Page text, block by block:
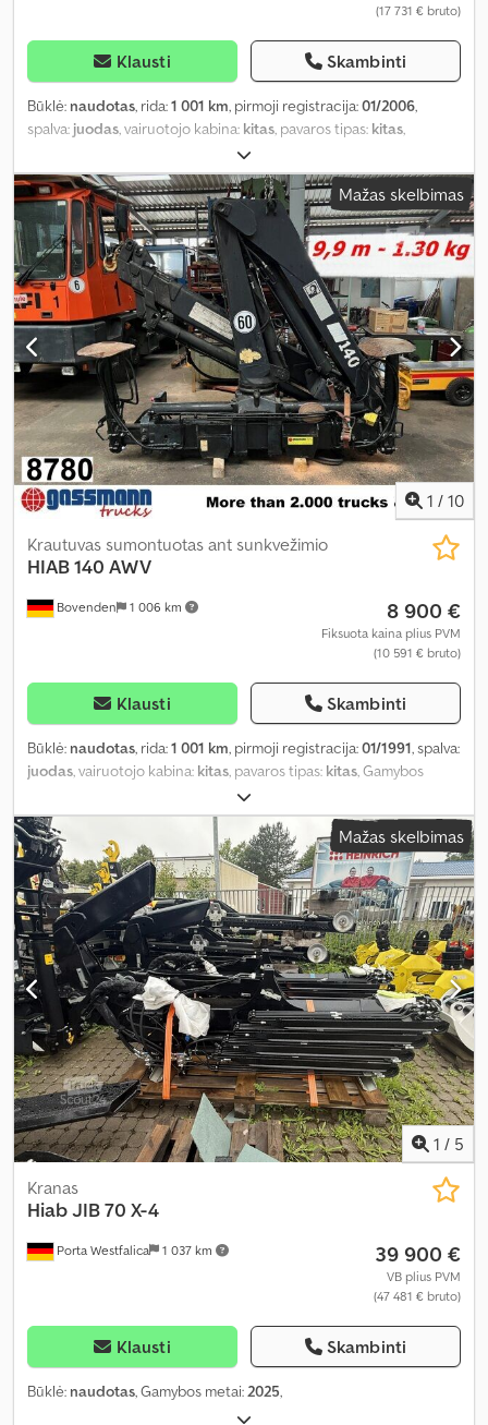
(17 731 € bruto)
Klausti Skambinti
Būklė: naudotas, rida:1 001 km, pirmoji registracija:01/2006,
spalva: juodas, vairuotojo kabina: kitas, pavaros tipas: kitas,
centrinis užraktas, kranas
Mažas skelbimas
1 / 10
Bovenden 1 006 km
Krautuvas sumontuotas ant sunkvežimio
HIAB140 AWV
8 900 €
Fiksuota kaina plius PVM
(10 591 € bruto)
Klausti Skambinti
Būklė: naudotas, rida:1 001 km, pirmoji registracija:01/1991, spalva:
juodas, vairuotojo kabina: kitas, pavaros tipas: kitas, Gamybos
Mažas skelbimas
1 / 5
Porta Westfalica 1 037 km
Kranas
HiabJIB 70 X-4
39 900 €
VB plius PVM
(47 481 € bruto)
Klausti Skambinti
Būklė: naudotas, Gamybos metai:2025,